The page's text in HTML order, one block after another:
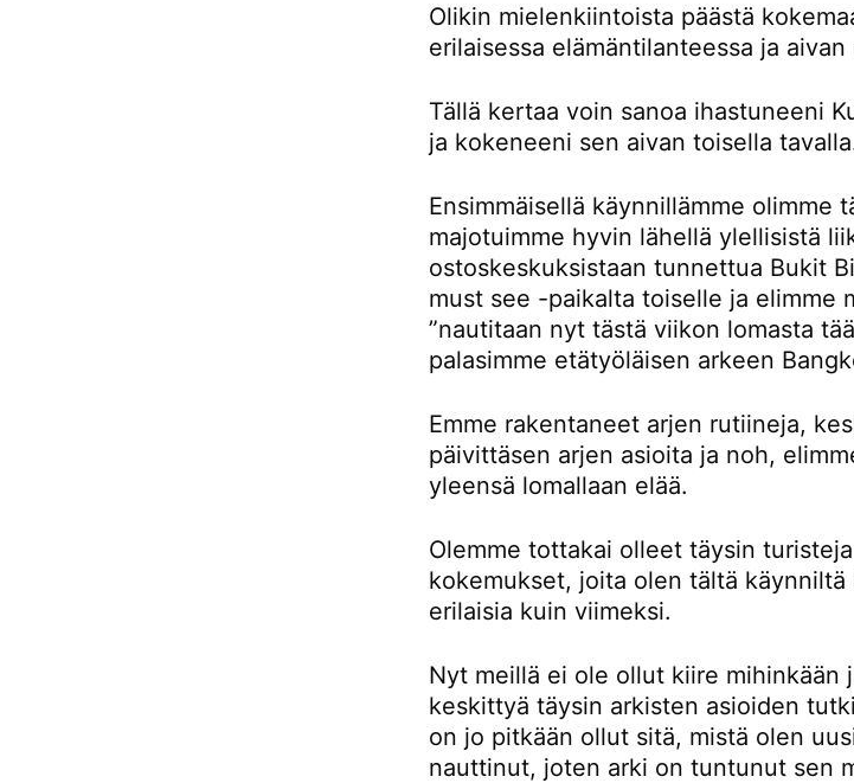
Olikin mielenkiintoista päästä
erilaisessa elämäntilanteessa ja aivan
Tällä kertaa voin sanoa ihastuneeni
ja kokeneeni sen aivan toisella
Ensimmäisellä käynnillämme olimme
majotuimme hyvin lähellä ylellisistä
ostoskeskuksistaan tunnettua Bukit
must see -paikalta toiselle ja elimme
”nautitaan nyt tästä viikon lomasta
palasimme etätyöläisen arkeen
Emme rakentaneet arjen rutiineja,
päivittäsen arjen asioita ja noh,
yleensä lomallaan elää.
Olemme tottakai olleet täysin
kokemukset, joita olen tältä
erilaisia kuin viimeksi.
Nyt meillä ei ole ollut kiire mihinkään
keskittyä täysin arkisten asioiden
on jo pitkään ollut sitä, mistä olen
nauttinut, joten arki on tuntunut sen